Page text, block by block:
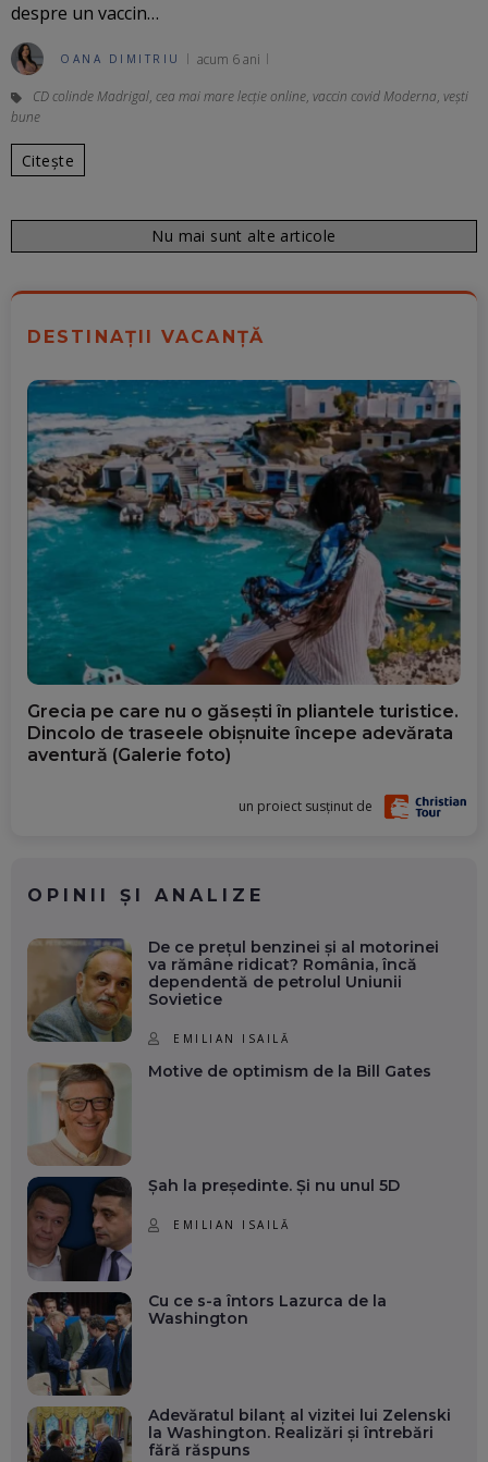
despre un vaccin…
OANA DIMITRIU acum 6 ani
CD colinde Madrigal, cea mai mare lecție online, vaccin covid Moderna, vești
bune
Citește
Nu mai sunt alte articole
DESTINAȚII VACANȚĂ
Grecia pe care nu o găsești în pliantele turistice.
Dincolo de traseele obișnuite începe adevărata
aventură (Galerie foto)
un proiect susținut de
OPINII ȘI ANALIZE
De ce prețul benzinei și al motorinei
va rămâne ridicat? România, încă
dependentă de petrolul Uniunii
Sovietice
EMILIAN ISAILĂ
Motive de optimism de la Bill Gates
Șah la președinte. Și nu unul 5D
EMILIAN ISAILĂ
Cu ce s-a întors Lazurca de la
Washington
Adevăratul bilanț al vizitei lui Zelenski
la Washington. Realizări și întrebări
fără răspuns